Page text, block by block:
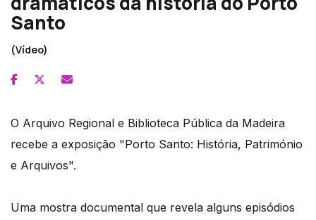
Santo
(Vídeo)
O Arquivo Regional e Biblioteca Pública da Madeira
recebe a exposição "Porto Santo: História, Património
e Arquivos".
Uma mostra documental que revela alguns episódios